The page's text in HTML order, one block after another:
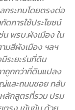
กระทบโดยตรงต่อ
การใช้ประโยชน์
พรบ.ผังเมือง ใน
มสีผังเมือง ฯลฯ
ระยะร่นที่ดิน
ถูกกว่าที่ดินแปลง
และถนนซอย กลับ
ลักสูตรที่รวม ปรม